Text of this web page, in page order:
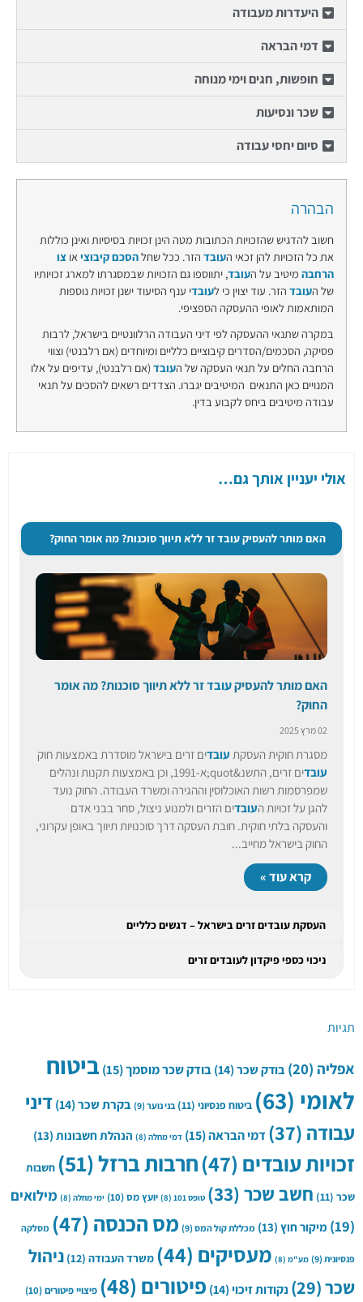
היעדרות מעבודה
דמי הבראה
חופשות, חגים וימי מנוחה
שכר ונסיעות
סיום יחסי עבודה
הבהרה
חשוב להדגיש שהזכויות הכתובות מטה הינן זכויות בסיסיות ואינן כוללות
את כל הזכויות להן זכאי ה עובדהזר. ככל שחלהסכם קיבוציאוצו
הרחבהמיטיב על ה עובד, יתווספו גם הזכויות שבמסגרתו למארג זכויותיו
של ה עובדהזר. עוד יצוין כי ל עובדי ענף הסיעוד ישנן זכויות נוספות
המותאמות לאופי ההעסקה הספציפי.
במקרה שתנאי ההעסקה לפי דיני העבודה הרלוונטיים בישראל, לרבות
פסיקה, הסכמים/הסדרים קיבוציים כלליים ומיוחדים (אם רלבנטי) וצווי
הרחבה החלים על תנאי העסקה של ה עובד(אם רלבנטי), עדיפים על אלו
המנויים כאן התנאים המיטיבים יגברו. הצדדים רשאים להסכים על תנאי
עבודה מיטיבים ביחס לקבוע בדין.
אולי יעניין אותך גם…
האם מותר להעסיק עובד זר ללא תיווך סוכנות? מה אומר החוק?
האם מותר להעסיקעובדזר ללא תיווך סוכנות? מה אומר
החוק?
02 מרץ 2025
מסגרת חוקית העסקתעובדים זרים בישראל מוסדרת באמצעות חוק
עובד
ים זרים, התשנ&quot;א-1991, וכן באמצעות תקנות ונהלים
שמפרסמות רשות האוכלוסין וההגירה ומשרד העבודה. החוק נועד
להגן על זכויות ה עובדים הזרים ולמנוע ניצול, סחר בבני אדם
והעסקה בלתי חוקית. חובת העסקה דרך סוכנויות תיווך באופן עקרוני,
החוק בישראל מחייב...
קרא עוד »
העסקת עובדים זרים בישראל – דגשים כלליים
ניכוי כספי פיקדון לעובדים זרים
תגיות
אפליה(20) בודק שכר(14) בודק שכר מוסמך(15)
ביטוח
לאומי(63) ביטוח פנסיוני(11) בני נוער(9) בקרת שכר(14)
דיני
עבודה(37) דמי הבראה(15) דמי מחלה(8) הנהלת חשבונות(13)
זכויות עובדים(47) חרבות ברזל(51)
חשבות
שכר(11) חשב שכר(33) טופס 101 (8) יועץ מס(10) ימי מחלה(8)
מילואים
מיקור חוץ(13) מכללת קול המס(9) מס הכנסה(47) מסלקה
פנסיונית(9) מע"מ(8) מעסיקים(44) משרד העבודה(12)
ניהול
שכר(29) נקודות זיכוי(14) פיטורים(48) פיצויי פיטורים(10)